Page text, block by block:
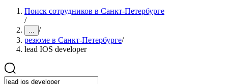
Поиск сотрудников в Санкт-Петербурге
/
... /
резюме в Санкт-Петербурге/
lead IOS developer